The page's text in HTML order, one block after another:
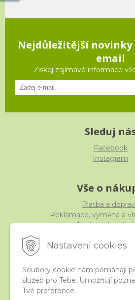
Nastavení cookies
Soubory cookie nám pomáhají
služeb pro Tebe. Umožňují
Tvé preference.
Nejdůležitější
email
Ziskej zajímavé informace
Sleduj
Facebook
Instagram
Vše o
Platba a
Reklamace, výměna a
Obchodní
iStraka